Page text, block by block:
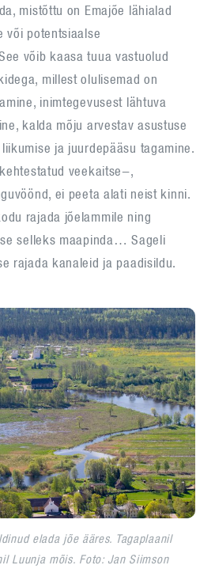
mistõttu on Emajõe lähialad
või potentsiaalse
võib kaasa tuua vastuolud
millest olulisemad on
inimtegevusest lähtuva
kalda mõju arvestav asustuse
ja juurdepääsu tagamine.
veekaitse-,
ei peeta alati neist kinni.
rajada jõelammile ning
selleks maapinda… Sageli
rajada kanaleid ja paadisildu.
elada jõe ääres. Tagaplaanil
Luunja mõis. Foto: Jan Siimson